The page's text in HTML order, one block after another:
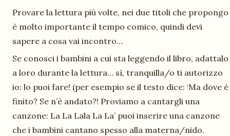
Provare la lettura più volte, nei due titoli che propongo
è molto importante il tempo comico, quindi devi
sapere a cosa vai incontro…
Se conosci i bambini a cui sta leggendo il libro, adattalo
a loro durante la lettura… sì, tranquilla/o ti autorizzo
io: lo puoi fare! (per esempio se il testo dice: ‘Ma dove è
finito? Se n’è andato?! Proviamo a cantargli una
canzone: La La Lala La La’ puoi inserire una canzone
che i bambini cantano spesso alla materna/nido.